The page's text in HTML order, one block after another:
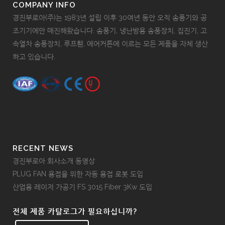
COMPANY INFO
경진부로아(주)는 1983년 설립 이후 30여년 동안 오직 송풍기와 공
조기기에만 매진해왔습니다. 송풍기, 냉난방용 송풍장치, 집진기, 고
속열차 송풍장치, 루프휀, 에어커튼에 이르는 모든 제품을 자체 생산
하고 있습니다.
RECENT NEWS
경진부로아 회사소개 동영상
PLUG FAN 용접을 위한 자동 용접 로봇 도입
산업용 레이저 가공기 FS 3015 Fiber 3Kw 도입
전체 제품 카탈로그가 필요하십니까?